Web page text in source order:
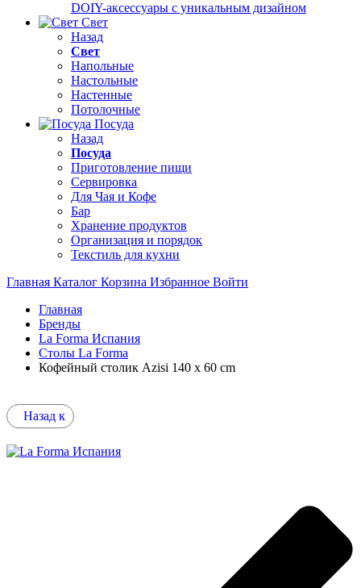
DOIY-аксессуары с уникальным дизайном
Свет
Назад
Свет
Напольные
Настольные
Настенные
Потолочные
Посуда
Назад
Посуда
Приготовление пищи
Сервировка
Для Чая и Кофе
Бар
Хранение продуктов
Организация и порядок
Текстиль для кухни
Главная Каталог Корзина Избранное Войти
Главная
Бренды
La Forma Испания
Столы La Forma
Кофейный столик Azisi 140 x 60 cm
Назад к